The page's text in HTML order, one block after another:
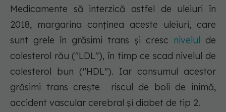
Medicamente să interzică astfel de uleiuri în
2018, margarina conținea aceste uleiuri, care
sunt grele în grăsimi trans și cresc nivelul de
colesterol rău ("LDL"), în timp ce scad nivelul de
colesterol bun ("HDL"). Iar consumul acestor
grăsimi trans crește riscul de boli de inimă,
accident vascular cerebral și diabet de tip 2.